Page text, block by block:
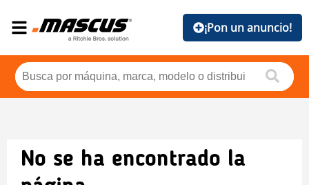
¡Pon un anuncio!
No se ha encontrado la